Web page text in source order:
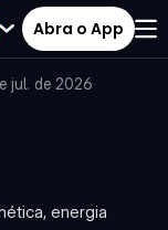
Abra o App
jul. de 2026·
energia